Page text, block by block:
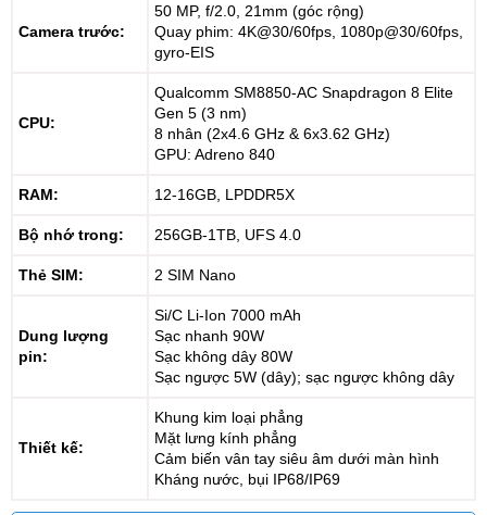
Camera trước:
50 MP, f/2.0, 21mm (góc rộng)
Quay phim: 4K@30/60fps, 1080p@30/60fps,
gyro-EIS
CPU:
Qualcomm SM8850-AC Snapdragon 8 Elite
Gen 5 (3 nm)
8 nhân (2x4.6 GHz & 6x3.62 GHz)
GPU: Adreno 840
RAM: 12-16GB, LPDDR5X
Bộ nhớ trong: 256GB-1TB, UFS 4.0
Thẻ SIM: 2 SIM Nano
Dung lượng
pin:
Si/C Li-Ion 7000 mAh
Sạc nhanh 90W
Sạc không dây 80W
Sạc ngược 5W (dây); sạc ngược không dây
Thiết kế:
Khung kim loại phẳng
Mặt lưng kính phẳng
Cảm biến vân tay siêu âm dưới màn hình
Kháng nước, bụi IP68/IP69